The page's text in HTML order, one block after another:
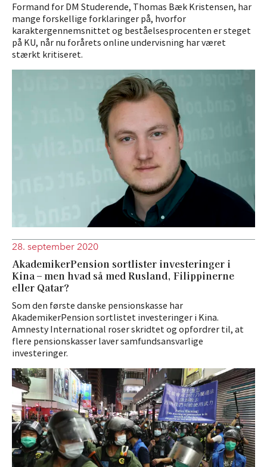
Formand for DM Studerende, Thomas Bæk Kristensen, har
mange forskellige forklaringer på, hvorfor
karaktergennemsnittet og beståelsesprocenten er steget
på KU, når nu forårets online undervisning har været
stærkt kritiseret.
28. september 2020
AkademikerPension sortlister investeringer i
Kina – men hvad så med Rusland, Filippinerne
eller Qatar?
Som den første danske pensionskasse har
AkademikerPension sortlistet investeringer i Kina.
Amnesty International roser skridtet og opfordrer til, at
flere pensionskasser laver samfundsansvarlige
investeringer.